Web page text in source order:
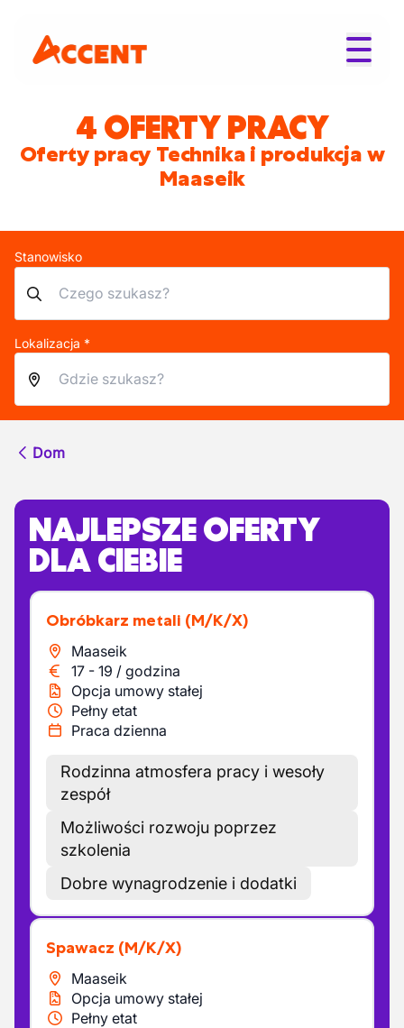
4 OFERTY PRACY
Oferty pracy Technika i produkcja w
Maaseik
Stanowisko
Lokalizacja *
Dom
NAJLEPSZE OFERTY
DLA CIEBIE
Obróbkarz metali (M/K/X)
Maaseik
17 - 19 / godzina
Opcja umowy stałej
Pełny etat
Praca dzienna
Rodzinna atmosfera pracy i wesoły
zespół
Możliwości rozwoju poprzez
szkolenia
Dobre wynagrodzenie i dodatki
Spawacz (M/K/X)
Maaseik
Opcja umowy stałej
Pełny etat